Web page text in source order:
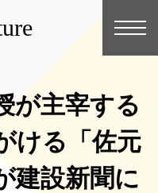
が主宰する
ける「佐元
建設新聞に